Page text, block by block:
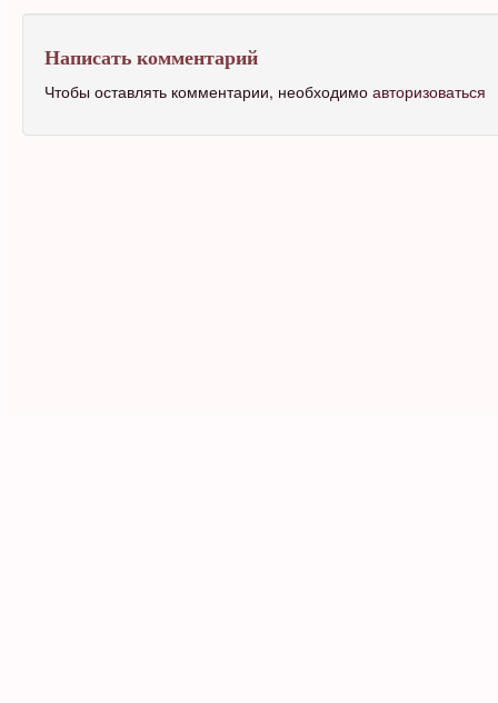
Написать комментарий
Чтобы оставлять комментарии, необходимо авторизоваться